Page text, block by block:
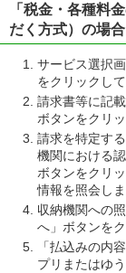
「税金・各種料
だく方式）の場合
サービス選択
をクリックして
請求書等に記
ボタンをクリ
請求を特定す
機関における
ボタンをクリ
情報を照会しま
収納機関への
へ」ボタンを
「払込みの内
プリまたはゆ